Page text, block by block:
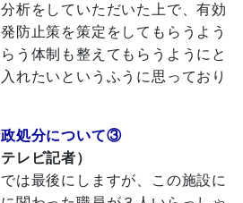
析をしていただいた上で、有効
防止策を策定をしてもらうよう
う体制も整えてもらうようにと
れたいというふうに思っており
政処分について③
レビ記者）
は最後にしますが、この施設に